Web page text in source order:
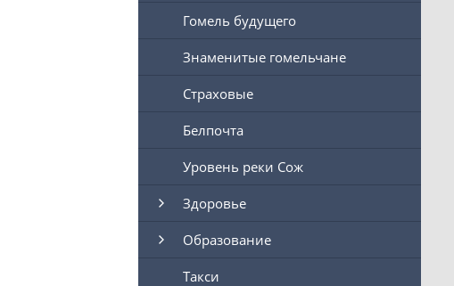
Гомель будущего
Знаменитые гомельчане
Страховые
Белпочта
Уровень реки Сож
Здоровье
Образование
Такси